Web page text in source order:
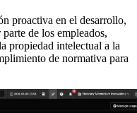
proactiva en el desarrollo,
de los empleados,
propiedad intelectual a la
de normativa para